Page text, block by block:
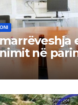
në
Abdixhikut